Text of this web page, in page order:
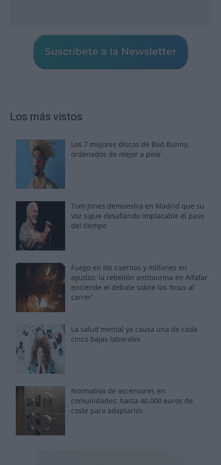
Los más vistos
Los 7 mejores discos de Bad Bunny,
ordenados de mejor a peor
Tom Jones demuestra en Madrid que su
voz sigue desafiando implacable el paso
del tiempo
Fuego en los cuernos y millones en
ayudas: la rebelión antitaurina en Alfafar
enciende el debate sobre los 'bous al
carrer'
La salud mental ya causa una de cada
cinco bajas laborales
Normativa de ascensores en
comunidades: hasta 40.000 euros de
coste para adaptarlos